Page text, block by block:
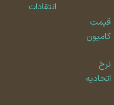
انتقادات